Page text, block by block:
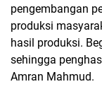
pengembangan
produksi
hasil produksi.
sehingga
Amran Mahmud.